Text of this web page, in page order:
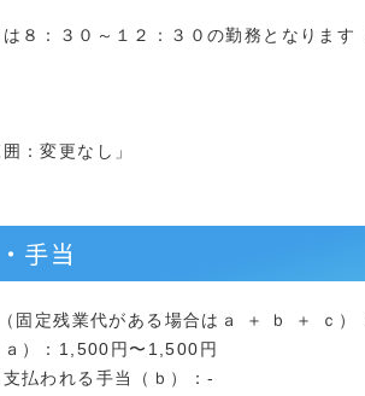
は８：３０～１２：３０の勤務となります
囲：変更なし」
手当
固定残業代がある場合はａ ＋ ｂ ＋ ｃ
ａ）：1,500円〜1,500円
払われる手当（ｂ）：-